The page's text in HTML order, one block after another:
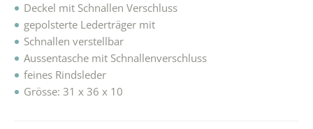
Deckel mit Schnallen Verschluss
gepolsterte Lederträger mit
Schnallen verstellbar
Aussentasche mit Schnallenverschluss
feines Rindsleder
Grösse: 31 x 36 x 10